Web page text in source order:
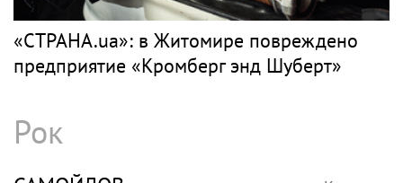
«СТРАНА.ua»: в Житомире повреждено
предприятие «Кромберг энд Шуберт»
Рок